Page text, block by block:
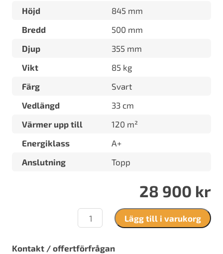
Höjd
845 mm
Bredd
500 mm
Djup
355 mm
Vikt
85 kg
Färg
Svart
Vedlängd
33 cm
Värmer upp till
120 m²
Energiklass
A+
Anslutning
Topp
28 900 kr
Contura
210G
Lägg till i varukorg
Kontakt / offertförfrågan